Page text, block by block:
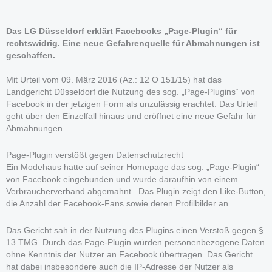
Das LG Düsseldorf erklärt Facebooks „Page-Plugin“ für
rechtswidrig. Eine neue Gefahrenquelle für Abmahnungen ist
geschaffen.
Mit Urteil vom 09. März 2016 (Az.: 12 O 151/15) hat das
Landgericht Düsseldorf die Nutzung des sog. „Page-Plugins“ von
Facebook in der jetzigen Form als unzulässig erachtet. Das Urteil
geht über den Einzelfall hinaus und eröffnet eine neue Gefahr für
Abmahnungen.
Page-Plugin verstößt gegen Datenschutzrecht
Ein Modehaus hatte auf seiner Homepage das sog. „Page-Plugin“
von Facebook eingebunden und wurde daraufhin von einem
Verbraucherverband abgemahnt . Das Plugin zeigt den Like-Button,
die Anzahl der Facebook-Fans sowie deren Profilbilder an.
Das Gericht sah in der Nutzung des Plugins einen Verstoß gegen §
13 TMG. Durch das Page-Plugin würden personenbezogene Daten
ohne Kenntnis der Nutzer an Facebook übertragen. Das Gericht
hat dabei insbesondere auch die IP-Adresse der Nutzer als